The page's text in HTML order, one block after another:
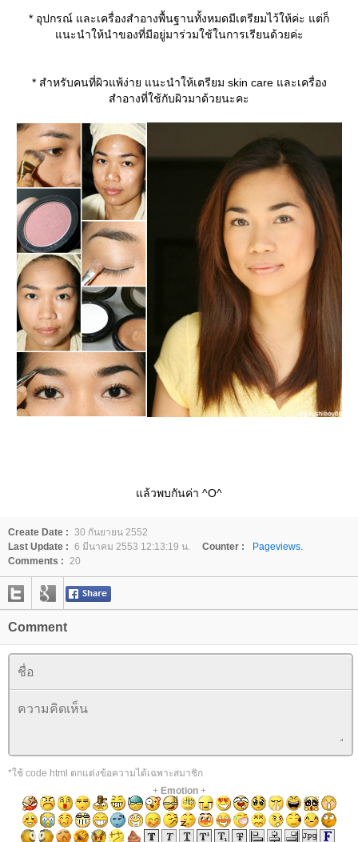
* อุปกรณ์ และเครื่องสำอางพื้นฐานทั้งหมดมีเตรียมไว้ให้ค่ะ แต่ก็
นะนำให้นำของที่มีอยู่มาร่วมใช้ในการเรียนด้วยค่ะ
* สำหรับคนที่ผิวแพ้ง่าย แนะนำให้เตรียม skin care และเครื่อง
สำอางที่ใช้กับผิวมาด้วยนะคะ
ล้วพบกันค่า ^O^
Create Date : 30 กันยายน 2552
Last Update : 6 มีนาคม 2553 12:13:19 น. Counter :
Pageviews.
Comments :
20
Comment
*ใช้ code html ตกแต่งข้อความได้เฉพาะสมาชิก
+ Emotion+